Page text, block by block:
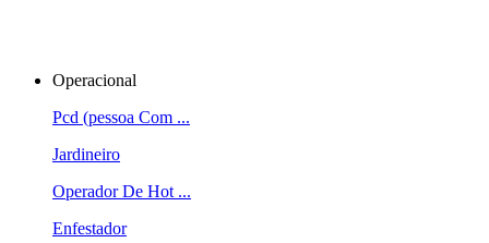
Operacional
Pcd (pessoa Com ...
Jardineiro
Operador De Hot ...
Enfestador